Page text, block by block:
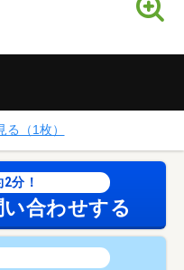
（1枚）
分！
合わせする